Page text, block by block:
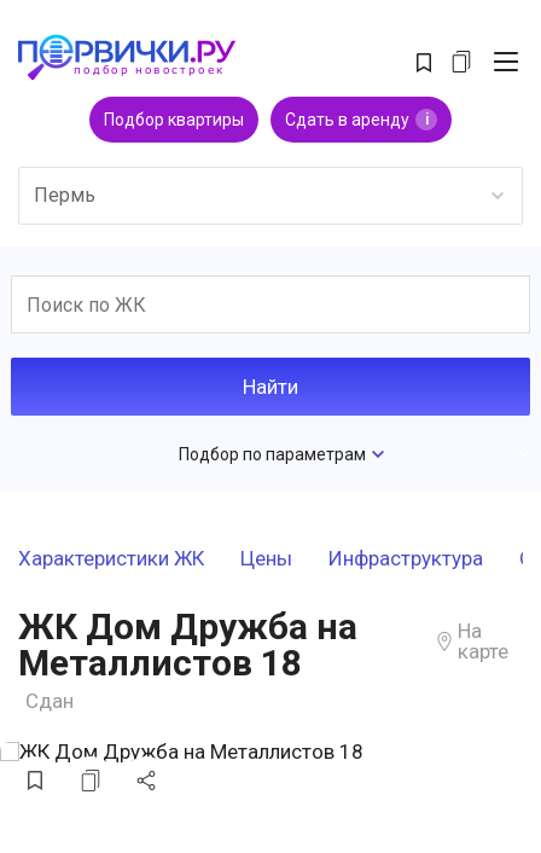
Подбор квартиры Сдать в аренду i
Пермь
Подбор по параметрам
Характеристики ЖК Цены Инфраструктура
ЖК Дом Дружба на
Металлистов 18
На
карте
Сдан